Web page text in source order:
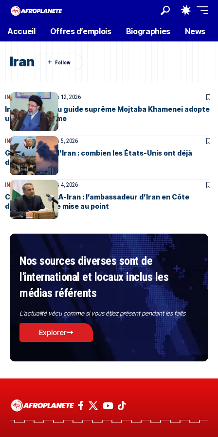
Accueil Offres d’emplois Biographies News
Iran
INTERNATIONALMars 12, 2026
Iran : le nouveau guide suprême Mojtaba Khamenei adopte
un ton plus ferme
INTERNATIONALMars 5, 2026
Guerre contre l’Iran : combien les États-Unis ont déjà
dépensé
INTERNATIONAL Mars 4, 2026
Crise Israël-USA-Iran : l’ambassadeur d’Iran en Côte
d’Ivoire fait une mise au point
Nos sources diverses sont de
l'international et locaux inclus les
médias référents
L'actualité vécu comme si vous étiez présent pendant les faits
Explorer